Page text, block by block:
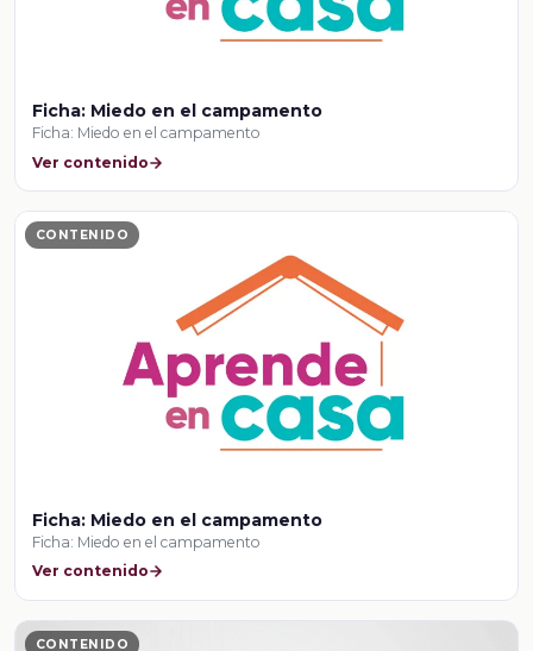
Ficha: Miedo en el campamento
Ficha: Miedo en el campamento
Ver contenido
CONTENIDO
Ficha: Miedo en el campamento
Ficha: Miedo en el campamento
Ver contenido
CONTENIDO